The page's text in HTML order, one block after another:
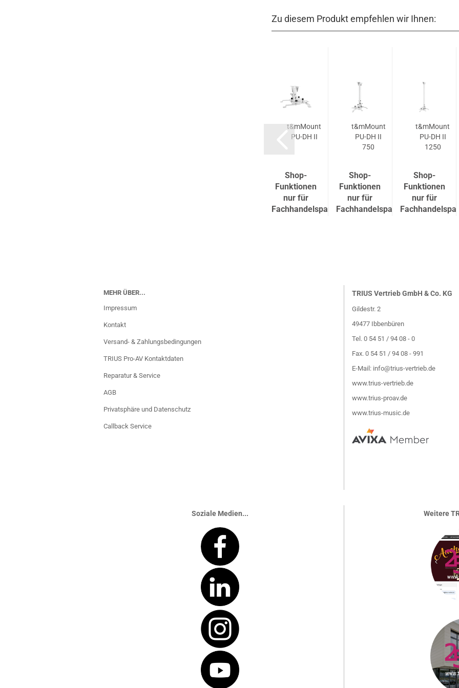
Zu diesem Produkt empfehlen wir Ihnen:
Fachhandelspartner
t&mMount
PU-DH II
Shop-
Funktionen
nur für
Fachhandelspartner
t&mMount
PU-DH II
750
Shop-
Funktionen
nur für
Fachhandelspartner
t&mMount
PU-DH II
1250
Shop-
Funktionen
nur für
MEHR ÜBER...
Impressum
Kontakt
Versand- & Zahlungsbedingungen
TRIUS Pro-AV Kontaktdaten
Reparatur & Service
AGB
Privatsphäre und Datenschutz
Callback Service
TRIUS Vertrieb GmbH & Co. KG
Gildestr. 2
49477 Ibbenbüren
Tel. 0 54 51 / 94 08 - 0
Fax. 0 54 51 / 94 08 - 991
E-Mail: info@trius-vertrieb.de
www.trius-vertrieb.de
www.trius-proav.de
www.trius-music.de
Soziale Medien... Weitere